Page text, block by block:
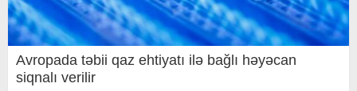
Avropada təbii qaz ehtiyatı ilə bağlı həyəcan
siqnalı verilir